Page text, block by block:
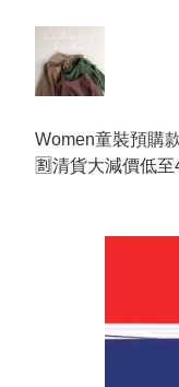
Women童裝預購
🈹清貨大減價低至